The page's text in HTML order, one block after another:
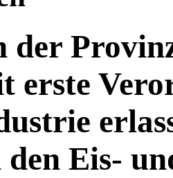
der
erste
Eis-